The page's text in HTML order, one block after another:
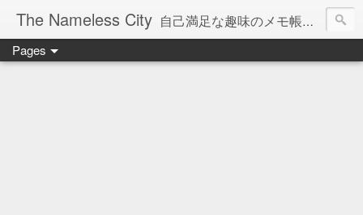
The Nameless City 自己満足な趣味のメモ帳です。現在欧州型H0鉄道模型をメインに書いています。
Pages